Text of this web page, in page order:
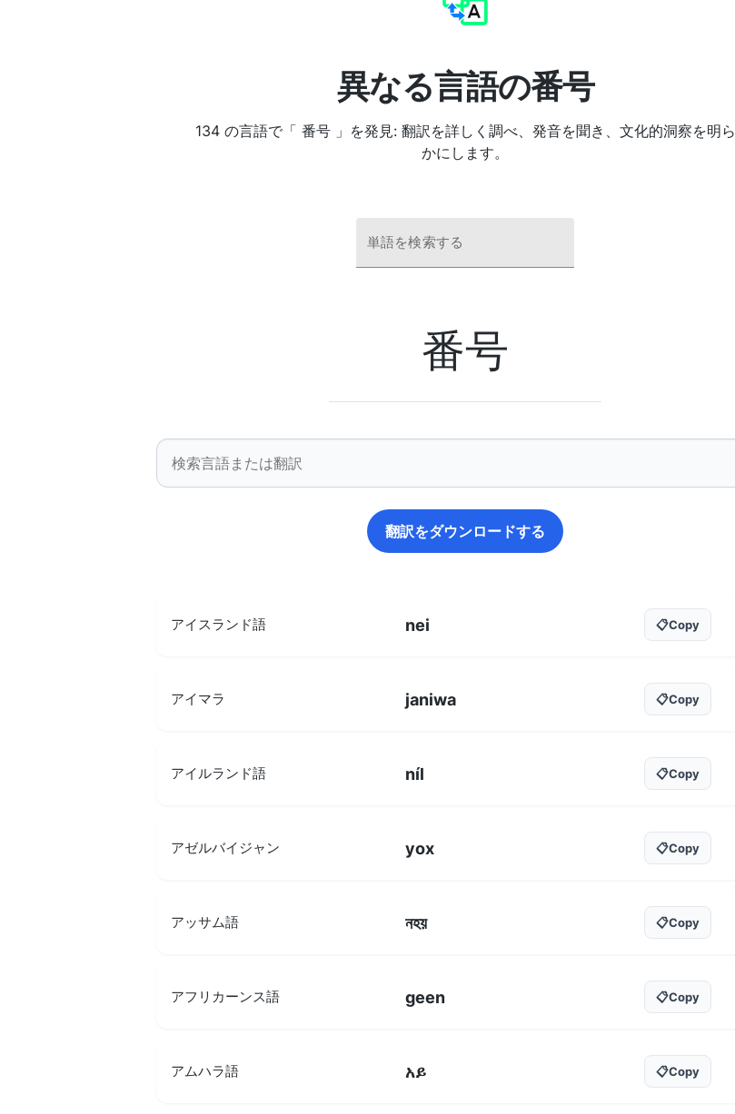
異なる言語の番号
134 の言語で「 番号 」を発見: 翻訳を詳しく調べ、発音を聞き、文化的洞察を明ら
かにします。
単語を検索する
番号
翻訳をダウンロードする
アイスランド語 nei 📋Copy
アイマラ janiwa 📋Copy
アイルランド語 níl 📋Copy
アゼルバイジャン yox 📋Copy
アッサム語 নহয় 📋Copy
アフリカーンス語 geen 📋Copy
アムハラ語 አይ 📋Copy